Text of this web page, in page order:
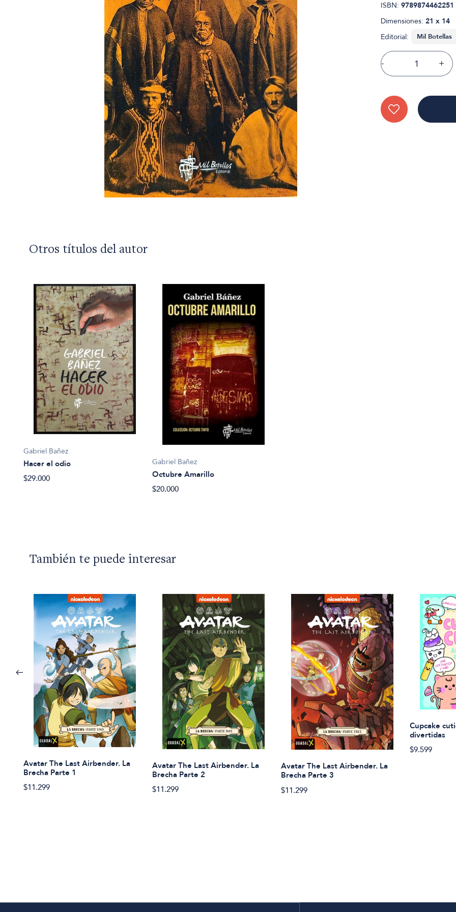
ISBN: 9789874462251
Dimensiones: 21 x 14
Editorial:
- +
Otros títulos del autor
Gabriel Bañez
Hacer el odio
$29.000
Gabriel Bañez
Octubre Amarillo
$20.000
También te puede interesar
Avatar The Last Airbender. La
Brecha Parte 1
$11.299
Avatar The Last Airbender. La
Brecha Parte 2
$11.299
Avatar The Last Airbender. La
Brecha Parte 3
$11.299
Cupcake
divertidas
$9.599